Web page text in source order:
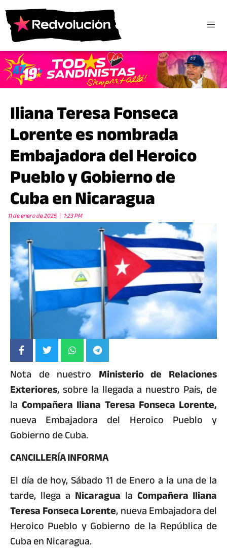
Iliana Teresa Fonseca
Lorente es nombrada
Embajadora del Heroico
Pueblo y Gobierno de
Cuba en Nicaragua
11 de enero de 2025 1:23 PM
Nota de nuestro Ministerio de Relaciones
Exteriores, sobre la llegada a nuestro País, de
laCompañera Iliana Teresa Fonseca Lorente,
nueva Embajadora del Heroico Pueblo y
Gobierno de Cuba.
CANCILLERÍA INFORMA
El día de hoy, Sábado 11 de Enero a la una de la
tarde, llega a Nicaragua la Compañera Iliana
Teresa Fonseca Lorente, nueva Embajadora del
Heroico Pueblo y Gobierno de la República de
Cuba en Nicaragua.